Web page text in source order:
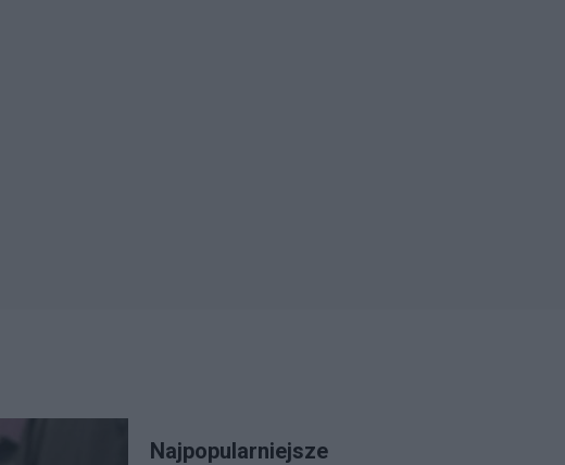
Najpopularniejsze